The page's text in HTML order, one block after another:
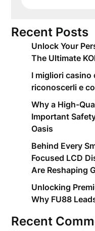
Recent Posts
Unlock Your
The Ultimate
I migliori casino
riconoscerli e
Why a High-
Important
Oasis
Behind Every
Focused LCD
Are Reshaping
Unlocking
Why FU88
Recent